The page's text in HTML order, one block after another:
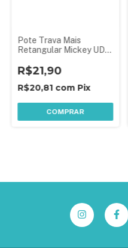
Pote Trava Mais
Retangular Mickey UD
R$21,90
R$20,81 com Pix
COMPRAR